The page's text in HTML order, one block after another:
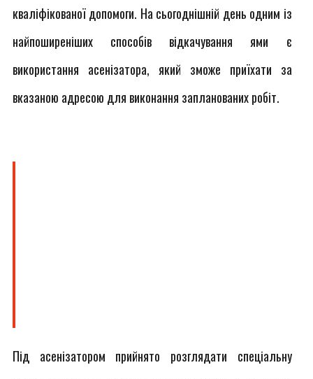
кваліфікованої допомоги. На сьогоднішній день одним із
найпоширеніших способів відкачування ями є
використання асенізатора, який зможе приїхати за
вказаною адресою для виконання запланованих робіт.
Під асенізатором прийнято розглядати спеціальну